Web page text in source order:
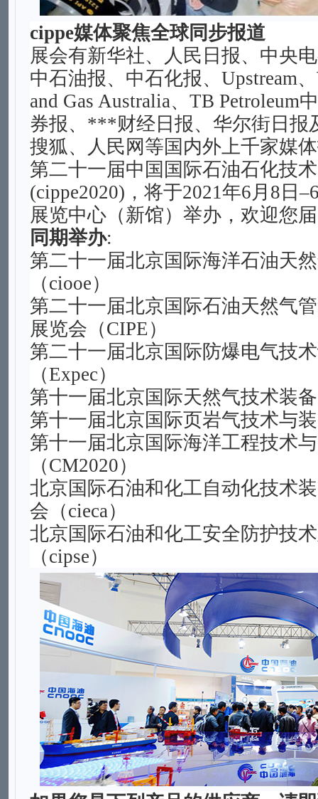
cippe媒体聚焦全球同步报道
展会有新华社、人民日报、中央
中石油报、中石化报、Upstream
and Gas Australia、TB Petroleum
券报、***财经日报、华尔街日报
搜狐、人民网等国内外上千家媒
第二十一届中国国际石油石化技
(cippe2020) ，将于2021年6月8日
展览中心（新馆）举办，欢迎您
同期举办:
第二十一届北京国际海洋石油天
（ciooe）
第二十一届北京国际石油天然气
展览会（CIPE ）
第二十一届北京国际防爆电气技
（Expec）
第十一届北京国际天然气技术装
第十一届北京国际页岩气技术与
第十一届北京国际海洋工程技术
（CM2020）
北京国际石油和化工自动化技术
会（cieca）
北京国际石油和化工安全防护技
（cipse）